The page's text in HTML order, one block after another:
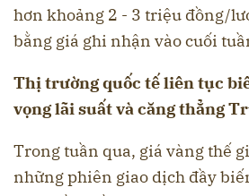
hơn khoảng 2 - 3 triệu đồng/
bằng giá ghi nhận vào cuối
Thị trường quốc tế liên tục
vọng lãi suất và căng thẳng
Trong tuần qua, giá vàng thế
những phiên giao dịch đầy